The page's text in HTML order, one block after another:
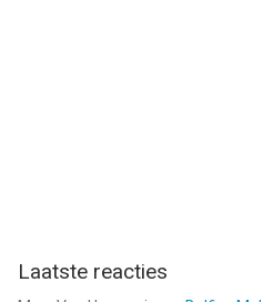
Laatste reacties